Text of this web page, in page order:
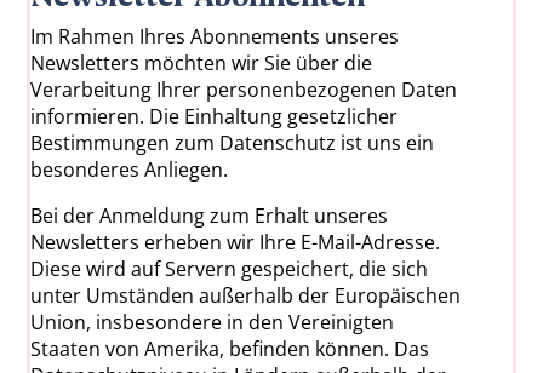
Im Rahmen Ihres Abonnements unseres
Newsletters möchten wir Sie über die
Verarbeitung Ihrer personenbezogenen Daten
informieren. Die Einhaltung gesetzlicher
Bestimmungen zum Datenschutz ist uns ein
besonderes Anliegen.
Bei der Anmeldung zum Erhalt unseres
Newsletters erheben wir Ihre E-Mail-Adresse.
Diese wird auf Servern gespeichert, die sich
unter Umständen außerhalb der Europäischen
Union, insbesondere in den Vereinigten
Staaten von Amerika, befinden können. Das